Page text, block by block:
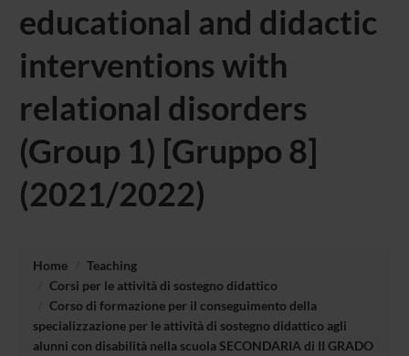
educational and didactic
interventions with
relational disorders
(Group 1) [Gruppo 8]
(2021/2022)
Home
Teaching
Corsi per le attività di sostegno didattico
Corso di formazione per il conseguimento della
specializzazione per le attività di sostegno didattico agli
alunni con disabilità nella scuola SECONDARIA di II GRADO